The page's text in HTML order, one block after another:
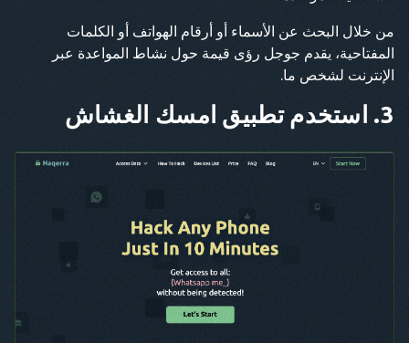
من خلال البحث عن الأسماء أو أرقام الهواتف أو الكلمات
المفتاحية، يقدم جوجل رؤى قيمة حول نشاط المواعدة عبر
الإنترنت لشخص ما.
3. استخدم تطبيق امسك الغشاش